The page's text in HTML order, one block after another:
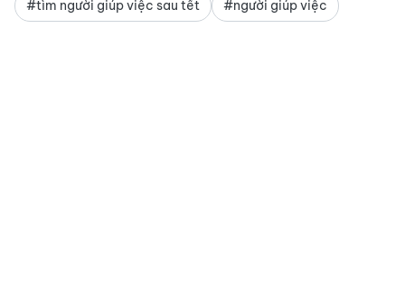
#tìm người giúp việc sau tết #người giúp việc